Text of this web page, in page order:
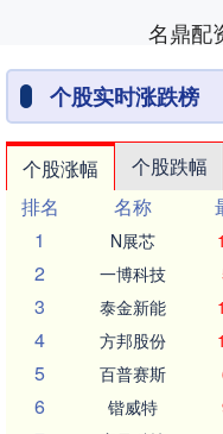
名鼎配
个股实时涨跌榜
个股涨幅 个股跌幅
排名
名称
1
N展芯
2 一博科技
3 泰金新能
4 方邦股份
5 百普赛斯
6 锴威特